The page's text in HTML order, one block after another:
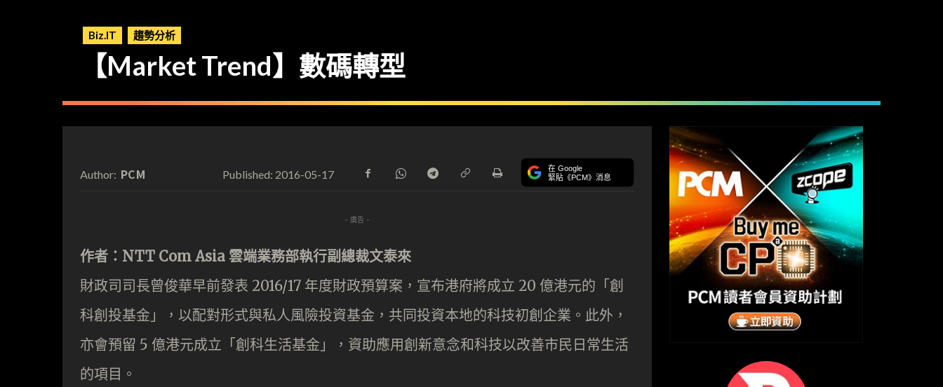
Biz.IT 趨勢分析
【Market Trend】數碼轉型
Author: PCM Published: 2016-05-17 在 Google
緊貼《PCM》消息
- 廣告 -
作者：NTT Com Asia 雲端業務部執行副總裁文泰來
財政司司長曾俊華早前發表 2016/17 年度財政預算案，宣布港府將成立 20 億港元的「創
科創投基金」，以配對形式與私人風險投資基金，共同投資本地的科技初創企業。此外，
亦會預留 5 億港元成立「創科生活基金」，資助應用創新意念和科技以改善市民日常生活
的項目。